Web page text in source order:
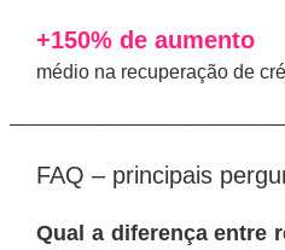
+150% de aumento
médio na recuperação de
FAQ – principais
Qual a diferença entre